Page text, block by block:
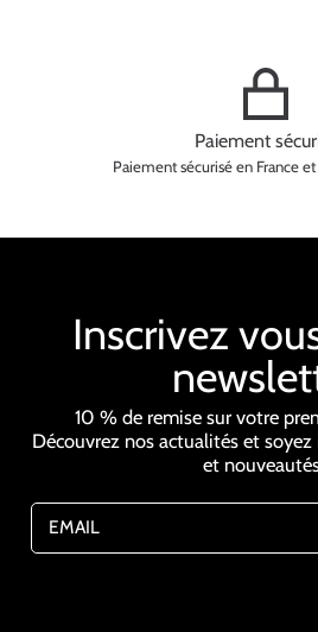
Paiement
Paiement sécurisé en France
Inscrivez
10 % de remise sur votre
Découvrez nos actualités et
et
EMAIL